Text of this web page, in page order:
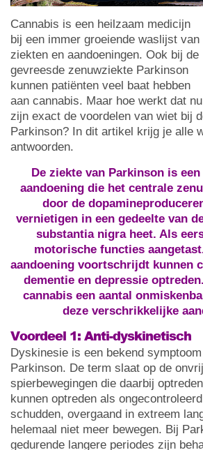
Cannabis is een heilzaam medicijn
bij een immer groeiende waslijst van
ziekten en aandoeningen. Ook bij de
gevreesde zenuwziekte Parkinson
kunnen patiënten veel baat hebben
aan cannabis. Maar hoe werkt dat
zijn exact de voordelen van wiet bij
Parkinson? In dit artikel krijg je alle
antwoorden.
De ziekte van Parkinson is
aandoening die het centrale
door de
vernietigen in een gedeelte van
substantia nigra heet. Als
motorische functies
aandoening voortschrijdt kunnen
dementie en depressie
cannabis een aantal
deze verschrikkelijke
Voordeel 1: Anti-dyskinetisch
Dyskinesie is een bekend
Parkinson. De term slaat op de
spierbewegingen die daarbij
kunnen optreden als
schudden, overgaand in extreem
helemaal niet meer bewegen. Bij
gedurende langere periodes zijn